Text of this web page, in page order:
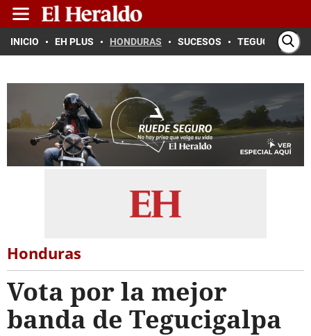
INICIO EH PLUS HONDURAS SUCESOS TEGUCIGALPA
Honduras
Vota por la mejor
banda de Tegucigalpa